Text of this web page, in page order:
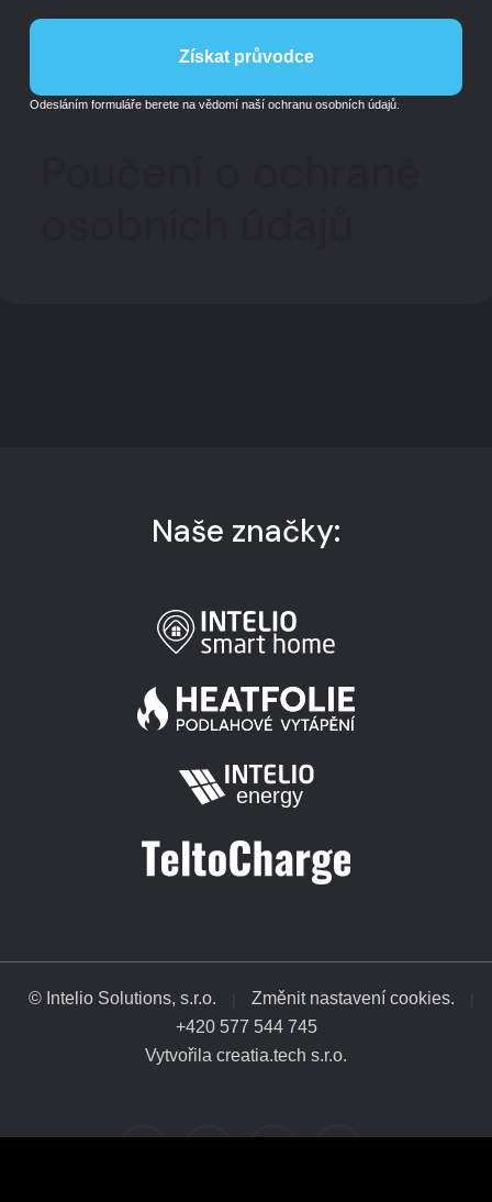
Získat průvodce
Odesláním formuláře berete na vědomí naší ochranu osobních údajů
Naše značky:
© Intelio Solutions, s.r.o. Změnit nastavení cookies.
+420 577 544 745
Vytvořila creatia.tech s.r.o.